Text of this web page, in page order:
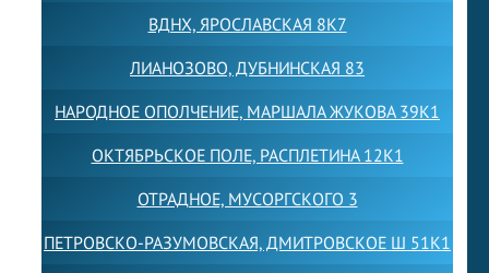
ВДНХ, ЯРОСЛАВСКАЯ 8К7
ЛИАНОЗОВО, ДУБНИНСКАЯ 83
НАРОДНОЕ ОПОЛЧЕНИЕ, МАРШАЛА ЖУКОВА 39К1
ОКТЯБРЬСКОЕ ПОЛЕ, РАСПЛЕТИНА 12К1
ОТРАДНОЕ, МУСОРГСКОГО 3
ПЕТРОВСКО-РАЗУМОВСКАЯ, ДМИТРОВСКОЕ Ш 51К1